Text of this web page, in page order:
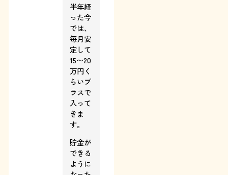
半年経
った今
では、
毎月安
定して
15〜20
万円く
らいプ
ラスで
入って
きま
す。
貯金が
できる
ように